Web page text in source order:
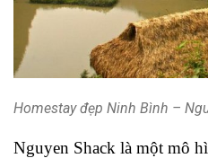
Homestay đẹp Ninh Bình –
Nguyen Shack là một mô